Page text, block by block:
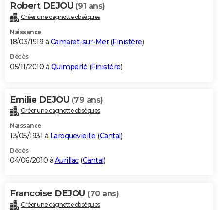
Robert DEJOU (91 ans)
Créer une cagnotte obsèques
Naissance
18/03/1919 à Camaret-sur-Mer(Finistère)
Décès
05/11/2010 à Quimperlé (Finistère)
Emilie DEJOU (79 ans)
Créer une cagnotte obsèques
Naissance
13/05/1931 à Laroquevieille (Cantal)
Décès
04/06/2010 à Aurillac(Cantal)
Francoise DEJOU (70 ans)
Créer une cagnotte obsèques